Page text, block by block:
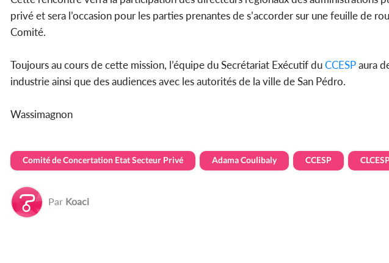
privé et sera l’occasion pour les parties prenantes de s’accorder sur une feuille de
Comité.
Toujours au cours de cette mission, l’équipe du Secrétariat Exécutif duCCESPaura
industrie ainsi que des audiences avec les autorités de la ville de San Pédro.
Wassimagnon
Comité de Concertation Etat Secteur Privé Adama Coulibaly CCESP
Par Koaci